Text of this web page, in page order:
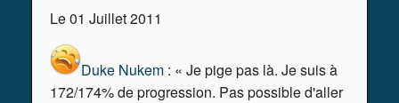
Le 01 Juillet 2011
Duke Nukem : « Je pige pas là. Je suis à
172/174% de progression. Pas possible d'aller